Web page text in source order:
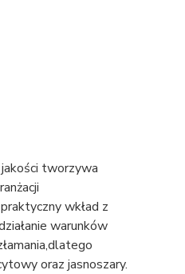
tworzywa
wkład z
warunków
oraz jasnoszary.